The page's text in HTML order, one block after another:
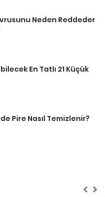
Neden Reddeder
En Tatlı 21 Küçük
Pire Nasıl Temizlenir?